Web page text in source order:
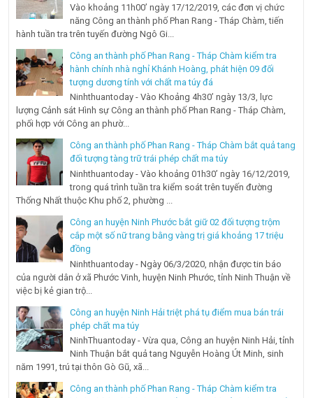
Vào khoảng 11h00’ ngày 17/12/2019, các đơn vị chức
năng Công an thành phố Phan Rang - Tháp Chàm, tiến
hành tuần tra trên tuyến đường Ngô Gi...
Công an thành phố Phan Rang - Tháp Chàm kiểm tra
hành chính nhà nghỉ Khánh Hoàng, phát hiện 09 đối
tượng dương tính với chất ma túy đá
Ninhthuantoday - Vào Khoảng 4h30’ ngày 13/3, lực
lượng Cảnh sát Hình sự Công an thành phố Phan Rang - Tháp Chàm,
phối hợp với Công an phườ...
Công an thành phố Phan Rang - Tháp Chàm bắt quả tang
đối tượng tàng trữ trái phép chất ma túy
Ninhthuantoday - Vào khoảng 01h30’ ngày 16/12/2019,
trong quá trình tuần tra kiểm soát trên tuyến đường
Thống Nhất thuộc Khu phố 2, phường ...
Công an huyện Ninh Phước bắt giữ 02 đối tượng trộm
cắp một số nữ trang bằng vàng trị giá khoảng 17 triệu
đồng
Ninhthuantoday - Ngày 06/3/2020, nhận được tin báo
của người dân ở xã Phước Vinh, huyện Ninh Phước, tỉnh Ninh Thuận về
việc bị kẻ gian trộ...
Công an huyện Ninh Hải triệt phá tụ điểm mua bán trái
phép chất ma túy
NinhThuantoday - Vừa qua, Công an huyện Ninh Hải, tỉnh
Ninh Thuận bắt quả tang Nguyễn Hoàng Út Minh, sinh
năm 1991, trú tại thôn Gò Gũ, xã...
Công an thành phố Phan Rang - Tháp Chàm kiểm tra